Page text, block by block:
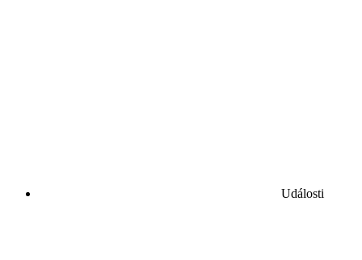
Události